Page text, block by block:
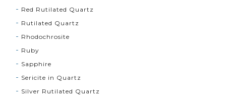
Red Rutilated Quartz
Rutilated Quartz
Rhodochrosite
Ruby
Sapphire
Sericite in Quartz
Silver Rutilated Quartz